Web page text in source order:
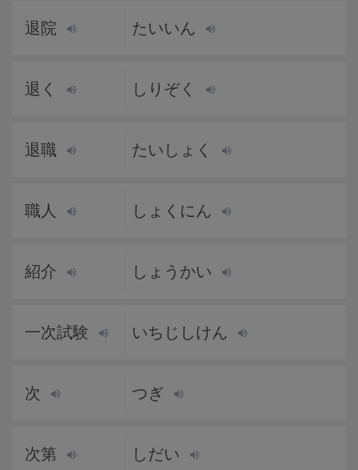
退院 たいいん
退く しりぞく
退職 たいしょく
職人 しょくにん
紹介 しょうかい
一次試験 いちじしけん
次 つぎ
次第 しだい